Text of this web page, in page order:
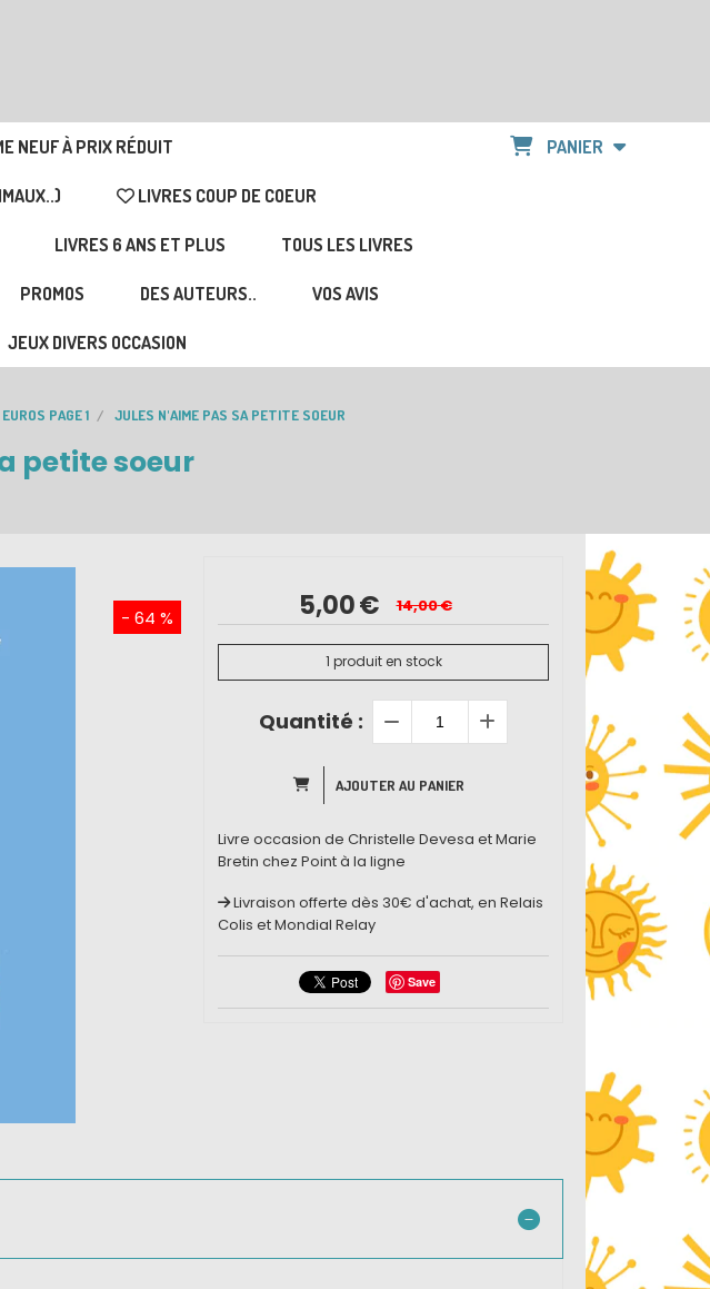
NEUF À PRIX RÉDUIT
LIVRES COUP DE COEUR
LIVRES 6 ANS ET PLUS TOUS LES LIVRES
PROMOS DES AUTEURS.. VOS AVIS
JEUX DIVERS OCCASION
PANIER
PAGE 1 JULES N'AIME PAS SA PETITE SOEUR
petite soeur
- 64 % 5,00€ 14,00€
1 produit en stock
Quantité :
AJOUTER AU PANIER
Livre occasion de Christelle Devesa et Marie
Bretin chez Point à la ligne
Livraison offerte dès 30€ d'achat, en Relais
Colis et Mondial Relay
Save